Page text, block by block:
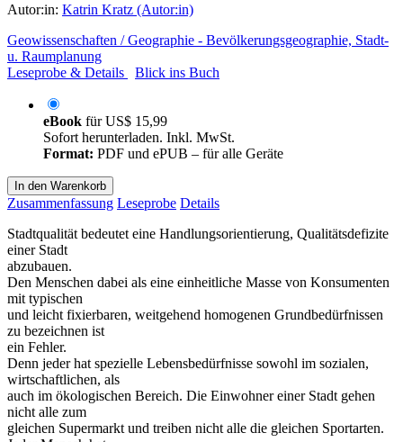
Autor:in: Katrin Kratz (Autor:in)
Geowissenschaften / Geographie - Bevölkerungsgeographie, Stadt-
u. Raumplanung
Leseprobe & Details
Blick ins Buch
eBook fürUS$ 15,99
Sofort herunterladen. Inkl. MwSt.
Format: PDF und ePUB – für alle Geräte
In den Warenkorb
Zusammenfassung Leseprobe Details
Stadtqualität bedeutet eine Handlungsorientierung, Qualitätsdefizite
einer Stadt
abzubauen.
Den Menschen dabei als eine einheitliche Masse von Konsumenten
mit typischen
und leicht fixierbaren, weitgehend homogenen Grundbedürfnissen
zu bezeichnen ist
ein Fehler.
Denn jeder hat spezielle Lebensbedürfnisse sowohl im sozialen,
wirtschaftlichen, als
auch im ökologischen Bereich. Die Einwohner einer Stadt gehen
nicht alle zum
gleichen Supermarkt und treiben nicht alle die gleichen Sportarten.